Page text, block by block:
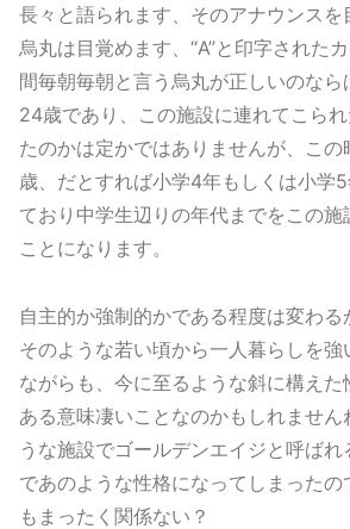
長々と語られます、そのアナウンスを
烏丸は目覚めます、“A”と印字された
間毎朝毎朝と言う烏丸が正しいのなら
24歳であり、この施設に連れてこら
たのかは定かではありませんが、この
歳、だとすれば小学4年もしくは小学
ており中学生辺りの年代までをこの施
ことになります。
自主的か強制的かである程度は変わる
そのような若い頃から一人暮らしを
ながらも、今に至るような斜に構えた
ある意味凄いことなのかもしれません
うな施設でゴールデンエイジと呼ば
であのような性格になってしまったの
もまったく関係ない？